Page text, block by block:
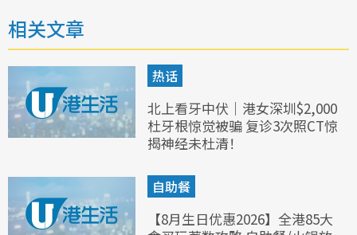
相关文章
热话
北上看牙中伏｜港女深圳$2,000
杜牙根惊觉被骗 复诊3次照CT惊
揭神经未杜清！
自助餐
【8月生日优惠2026】全港85大